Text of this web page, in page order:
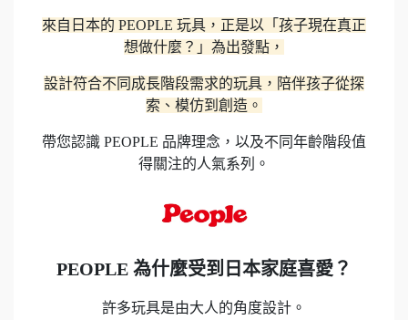
來自日本的 PEOPLE 玩具，正是以「孩子現在真正
想做什麼？」為出發點，
設計符合不同成長階段需求的玩具，陪伴孩子從探
索、模仿到創造。
帶您認識 PEOPLE 品牌理念，以及不同年齡階段值
得關注的人氣系列。
PEOPLE 為什麼受到日本家庭喜愛？
許多玩具是由大人的角度設計。